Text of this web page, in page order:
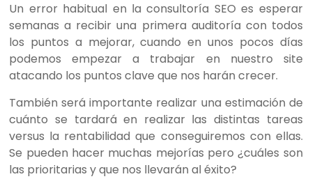
Un error habitual en la consultoría SEO es esperar
semanas a recibir una primera auditoría con todos
los puntos a mejorar, cuando en unos pocos días
podemos empezar a trabajar en nuestro site
atacando los puntos clave que nos harán crecer.
También será importante realizar una estimación de
cuánto se tardará en realizar las distintas tareas
versus la rentabilidad que conseguiremos con ellas.
Se pueden hacer muchas mejorías pero ¿cuáles son
las prioritarias y que nos llevarán al éxito?